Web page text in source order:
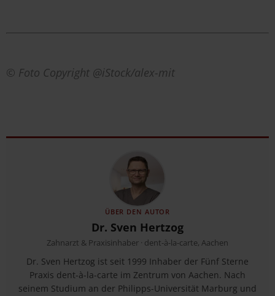
© Foto Copyright @iStock/alex-mit
ÜBER DEN AUTOR
Dr. Sven Hertzog
Zahnarzt & Praxisinhaber · dent-à-la-carte, Aachen
Dr. Sven Hertzog ist seit 1999 Inhaber der Fünf Sterne
Praxis dent-à-la-carte im Zentrum von Aachen. Nach
seinem Studium an der Philipps-Universität Marburg und